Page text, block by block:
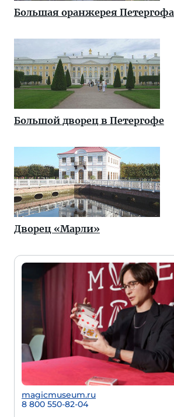
Большая оранжерея Петергофа
Большой дворец в Петергофе
Дворец «Марли»
magicmuseum.ru
8 800 550-82-04